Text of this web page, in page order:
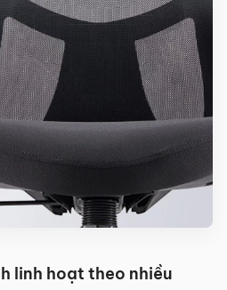
linh hoạt theo nhiều